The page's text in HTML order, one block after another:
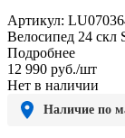
Артикул:
Велосипед 24 скл
Подробнее
12 990 руб./шт
Нет в наличии
Наличие по